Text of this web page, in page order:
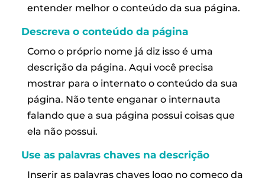
entender melhor o conteúdo da sua página.
Descreva o conteúdo da página
Como o próprio nome já diz isso é uma
descrição da página. Aqui você precisa
mostrar para o internato o conteúdo da sua
página. Não tente enganar o internauta
falando que a sua página possui coisas que
ela não possui.
Use as palavras chaves na descrição
Inserir as palavras chaves logo no começo da